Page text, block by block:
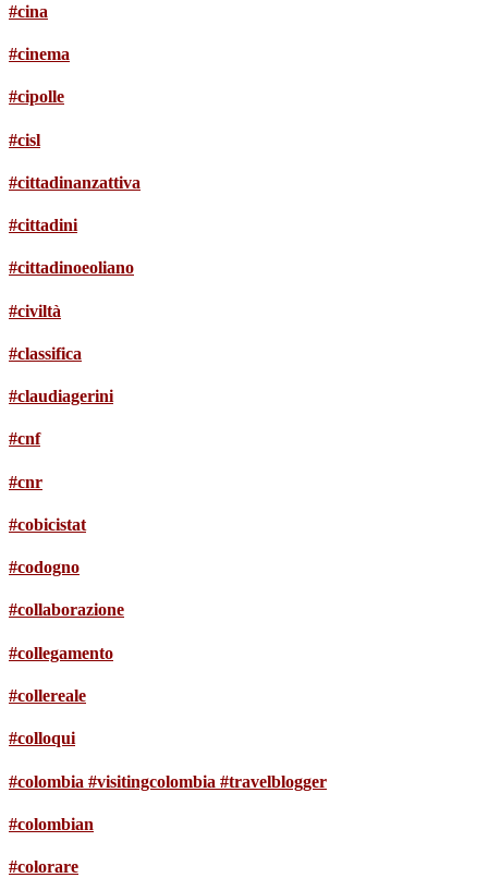
#cina
#cinema
#cipolle
#cisl
#cittadinanzattiva
#cittadini
#cittadinoeoliano
#civiltà
#classifica
#claudiagerini
#cnf
#cnr
#cobicistat
#codogno
#collaborazione
#collegamento
#collereale
#colloqui
#colombia #visitingcolombia #travelblogger
#colombian
#colorare